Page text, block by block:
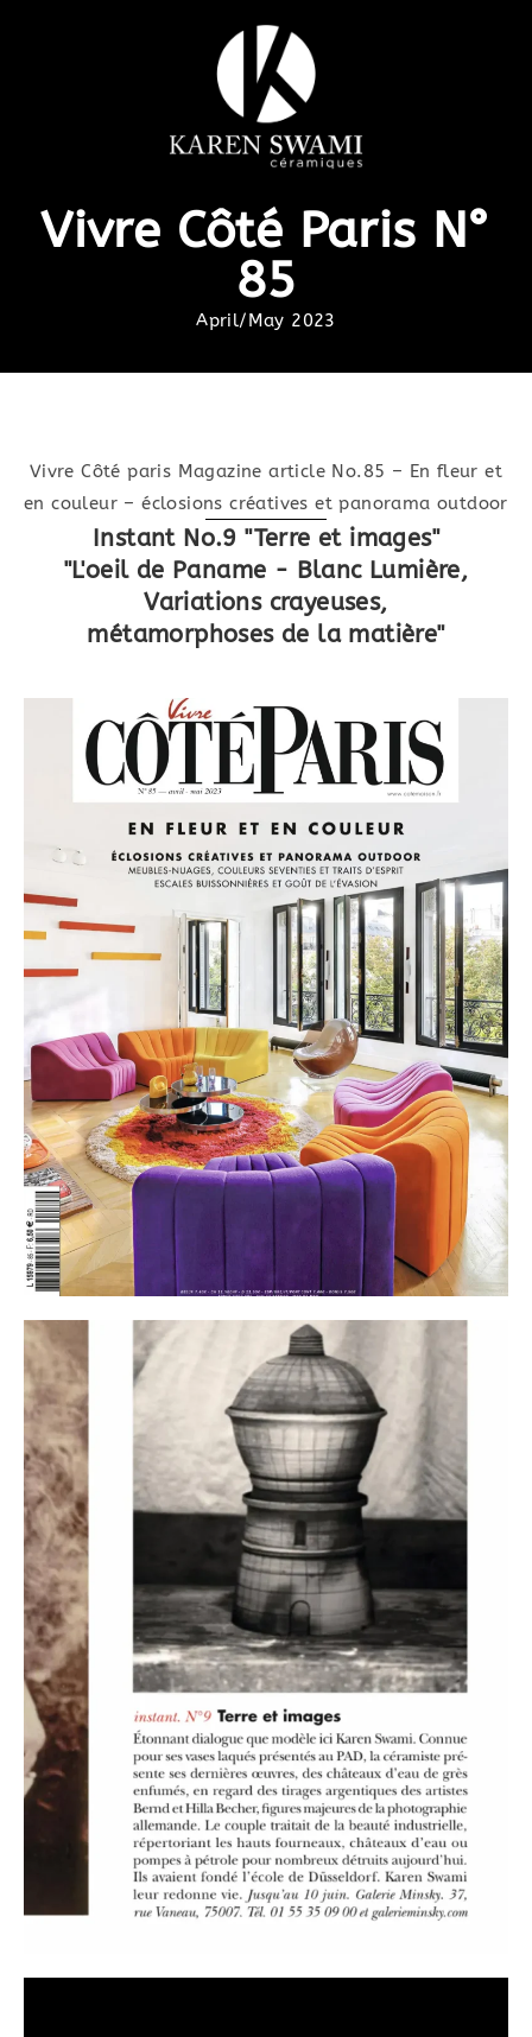
Vivre Côté Paris N°
85
April/May 2023
Vivre Côté paris Magazine article No.85 – En fleur et
en couleur – éclosions créatives et panorama outdoor
Instant No.9 "Terre et images"
"L'oeil de Paname - Blanc Lumière,
Variations crayeuses,
métamorphoses de la matière"